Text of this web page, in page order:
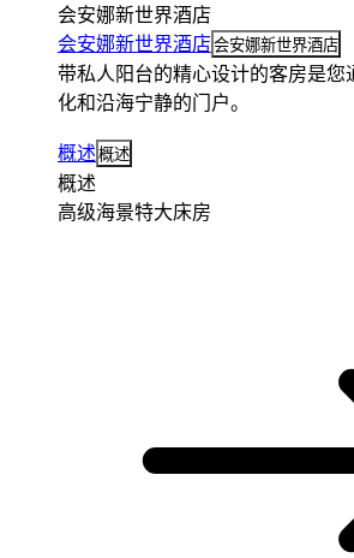
会安娜新世界酒店
会安娜新世界酒店会安娜新世界酒店
带私人阳台的精心设计的客房是您
化和沿海宁静的门户。
概述 概述
概述
高级海景特大床房